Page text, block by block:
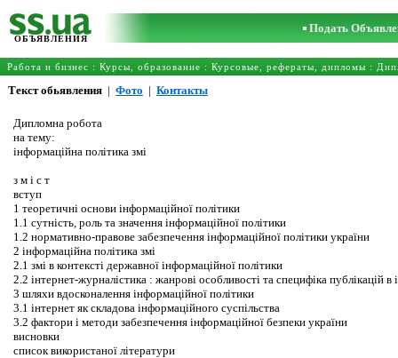
ОБЪЯВЛЕНИЯ
Подать
Работа и бизнес : Курсы, образование : Курсовые, рефераты, дипломы :
Текст обьявления | Фото | Контакты
Дипломна робота
на тему:
інформаційна політика змі
з м і с т
вступ
1 теоретичні основи інформаційної політики
1.1 сутність, роль та значення інформаційної політики
1.2 нормативно-правове забезпечення інформаційної політики україни
2 інформаційна політика змі
2.1 змі в контексті державної інформаційної політики
2.2 інтернет-журналістика : жанрові особливості та специфіка публікацій в
3 шляхи вдосконалення інформаційної політики
3.1 інтернет як складова інформаційного суспільства
3.2 фактори і методи забезпечення інформаційної безпеки україни
висновки
список використаної літератури